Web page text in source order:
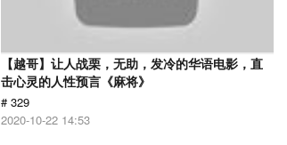
【越哥】让人战栗，无助，发冷的华语电影，直
击心灵的人性预言《麻将》
# 329
2020-10-22 14:53